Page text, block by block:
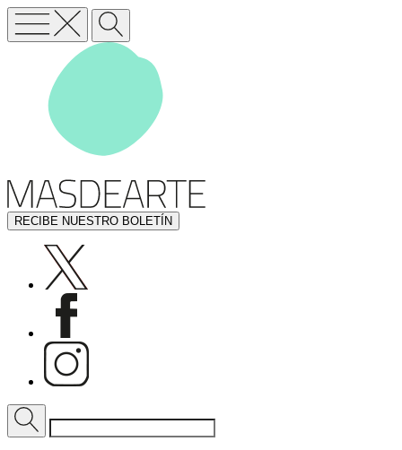
RECIBE NUESTRO BOLETÍN